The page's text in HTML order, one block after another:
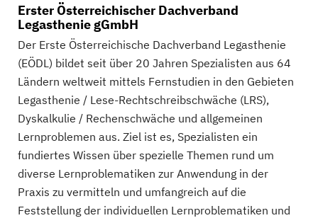
Erster Österreichischer Dachverband
Legasthenie gGmbH
Der Erste Österreichische Dachverband Legasthenie
(EÖDL) bildet seit über 20 Jahren Spezialisten aus 64
Ländern weltweit mittels Fernstudien in den Gebieten
Legasthenie / Lese-Rechtschreibschwäche (LRS),
Dyskalkulie / Rechenschwäche und allgemeinen
Lernproblemen aus. Ziel ist es, Spezialisten ein
fundiertes Wissen über spezielle Themen rund um
diverse Lernproblematiken zur Anwendung in der
Praxis zu vermitteln und umfangreich auf die
Feststellung der individuellen Lernproblematiken und